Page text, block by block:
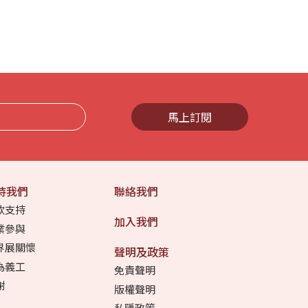
馬上訂閱
我們
支持
參與
展關懷
義工
聯絡我們
加入我們
聲明及政策
免責聲明
版權聲明